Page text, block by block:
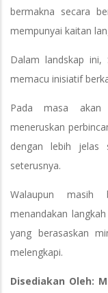
bermakna secara
mempunyai kaitan
Dalam landskap ini,
memacu inisiatif
Pada masa akan
meneruskan
dengan lebih jelas
seterusnya.
Walaupun masih
menandakan
yang berasaskan
melengkapi.
Disediakan Oleh: